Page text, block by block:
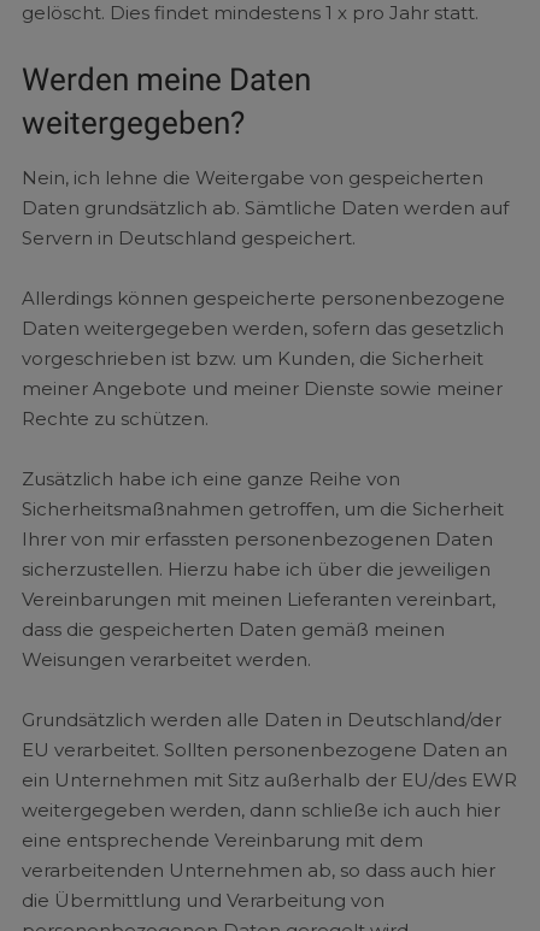
gelöscht. Dies findet mindestens 1 x pro Jahr statt.
Werden meine Daten
weitergegeben?
Nein, ich lehne die Weitergabe von gespeicherten
Daten grundsätzlich ab. Sämtliche Daten werden auf
Servern in Deutschland gespeichert.
Allerdings können gespeicherte personenbezogene
Daten weitergegeben werden, sofern das gesetzlich
vorgeschrieben ist bzw. um Kunden, die Sicherheit
meiner Angebote und meiner Dienste sowie meiner
Rechte zu schützen.
Zusätzlich habe ich eine ganze Reihe von
Sicherheitsmaßnahmen getroffen, um die Sicherheit
Ihrer von mir erfassten personenbezogenen Daten
sicherzustellen. Hierzu habe ich über die jeweiligen
Vereinbarungen mit meinen Lieferanten vereinbart,
dass die gespeicherten Daten gemäß meinen
Weisungen verarbeitet werden.
Grundsätzlich werden alle Daten in Deutschland/der
EU verarbeitet. Sollten personenbezogene Daten an
ein Unternehmen mit Sitz außerhalb der EU/des EWR
weitergegeben werden, dann schließe ich auch hier
eine entsprechende Vereinbarung mit dem
verarbeitenden Unternehmen ab, so dass auch hier
die Übermittlung und Verarbeitung von